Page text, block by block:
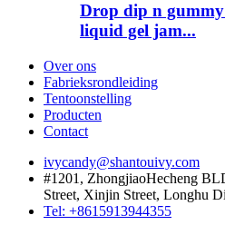
Drop dip n
liquid gel jam...
Over ons
Fabrieksrondleiding
Tentoonstelling
Producten
Contact
ivycandy@shantouivy.com
#1201, ZhongjiaoHecheng
Street, Xinjin Street, Longhu
Tel: +8615913944355